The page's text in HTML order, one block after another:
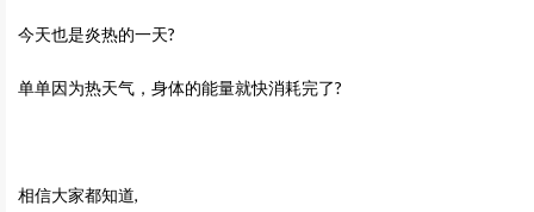
今天也是炎热的一天?
单单因为热天气，身体的能量就快消耗完了?
相信大家都知道,